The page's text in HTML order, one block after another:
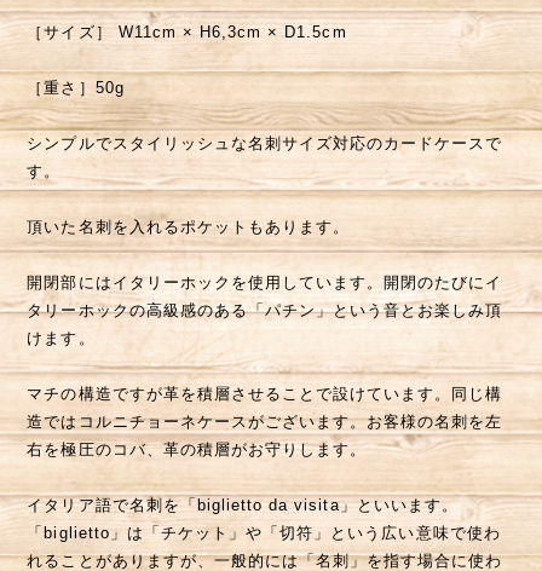
［サイズ］ W11cm × H6,3cm × D1.5cm
［重さ］50g
シンプルでスタイリッシュな名刺サイズ対応のカードケースで
す。
頂いた名刺を入れるポケットもあります。
開閉部にはイタリーホックを使用しています。開閉のたびにイ
タリーホックの高級感のある「パチン」という音とお楽しみ頂
けます。
マチの構造ですが革を積層させることで設けています。同じ構
造ではコルニチョーネケースがございます。お客様の名刺を左
右を極圧のコバ、革の積層がお守りします。
イタリア語で名刺を「biglietto da visita」といいます。
「biglietto」は「チケット」や「切符」という広い意味で使わ
れることがありますが、一般的には「名刺」を指す場合に使わ